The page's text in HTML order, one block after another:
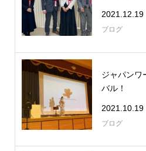
2021.12.19
ブログ
ジャパンワ
バル！
2021.10.19
ブログ